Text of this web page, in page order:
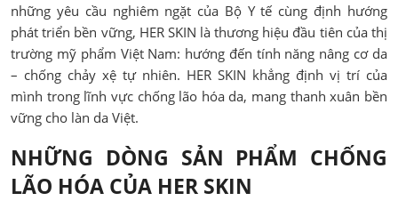
những yêu cầu nghiêm ngặt của Bộ Y tế cùng định hướng
phát triển bền vững, HER SKIN là thương hiệu đầu tiên của thị
trường mỹ phẩm Việt Nam: hướng đến tính năng nâng cơ da
– chống chảy xệ tự nhiên. HER SKIN khẳng định vị trí của
mình trong lĩnh vực chống lão hóa da, mang thanh xuân bền
vững cho làn da Việt.
NHỮNG DÒNG SẢN PHẨM CHỐNG
LÃO HÓA CỦA HER SKIN